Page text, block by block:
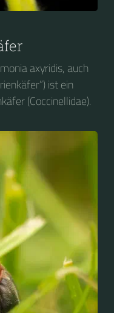
axyridis, auch
ist ein
(Coccinellidae).